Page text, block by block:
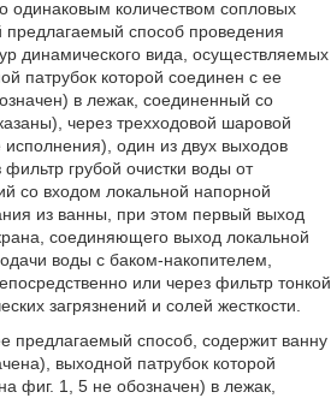
одинаковым количеством сопловых
способ проведения
динамического вида, осуществляемых
патрубок которой соединен с ее
в лежак, соединенный со
через трехходовой шаровой
один из двух выходов
фильтр грубой очистки воды от
со входом локальной напорной
из ванны, при этом первый выход
соединяющего выход локальной
воды с баком-накопителем,
или через фильтр тонкой
загрязнений и солей жесткости.
предлагаемый способ, содержит ванну
выходной патрубок которой
фиг. 1, 5 не обозначен) в лежак,